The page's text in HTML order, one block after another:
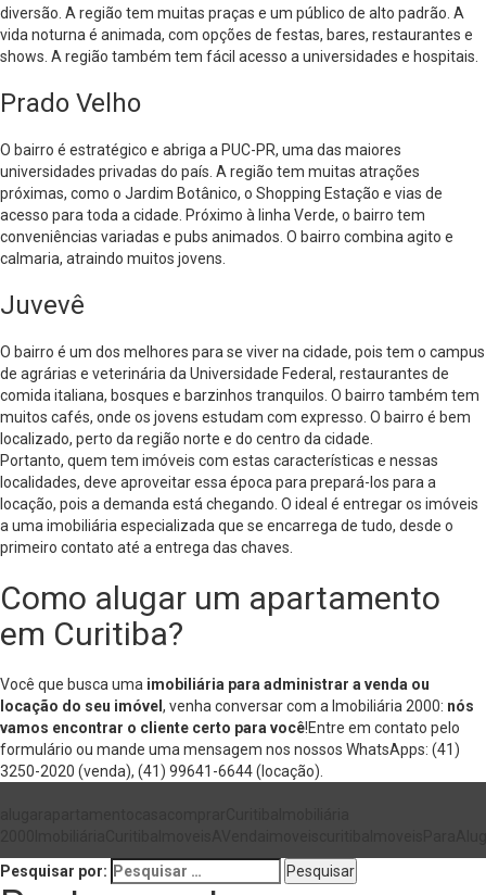
diversão. A região tem muitas praças e um público de alto padrão. A
vida noturna é animada, com opções de festas, bares, restaurantes e
shows. A região também tem fácil acesso a universidades e hospitais.
Prado Velho
O bairro é estratégico e abriga a PUC-PR, uma das maiores
universidades privadas do país. A região tem muitas atrações
próximas, como o Jardim Botânico, o Shopping Estação e vias de
acesso para toda a cidade. Próximo à linha Verde, o bairro tem
conveniências variadas e pubs animados. O bairro combina agito e
calmaria, atraindo muitos jovens.
Juvevê
O bairro é um dos melhores para se viver na cidade, pois tem o campus
de agrárias e veterinária da Universidade Federal, restaurantes de
comida italiana, bosques e barzinhos tranquilos. O bairro também tem
muitos cafés, onde os jovens estudam com expresso. O bairro é bem
localizado, perto da região norte e do centro da cidade.
Portanto, quem tem imóveis com estas características e nessas
localidades, deve aproveitar essa época para prepará-los para a
locação, pois a demanda está chegando. O ideal é entregar os imóveis
a uma imobiliária especializada que se encarrega de tudo, desde o
primeiro contato até a entrega das chaves.
Como alugar um apartamento
em Curitiba?
Você que busca uma imobiliária para administrar a venda ou
locação do seu imóvel , venha conversar com a Imobiliária 2000: nós
vamos encontrar o cliente certo para você!Entre em contato pelo
formulário ou mande uma mensagem nos nossos WhatsApps: (41)
3250-2020 (venda), (41) 99641-6644(locação).
Pesquisar por: